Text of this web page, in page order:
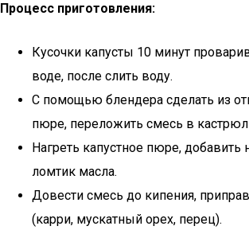
Процесс приготовления:
Кусочки капусты 10 минут
воде, после слить воду.
С помощью блендера сделать из
пюре, переложить смесь в
Нагреть капустное пюре,
ломтик масла.
Довести смесь до кипения,
(карри, мускатный орех, перец).